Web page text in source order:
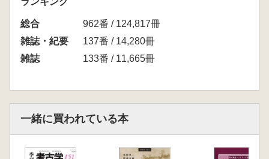
上黒岩岩陰の石偶(中園 聡・太郎良真妃・
平川ひろみ)
上黒岩岩陰・第2岩陰の縄文早期人骨(奈良貴
史)
南九州 三角山遺跡と栫ノ原遺跡(堂込秀人)
中国・近畿 帝釈馬渡岩陰と桐山和田遺跡
総合
962番 / 124,817冊
雑誌・紀要
137番 / 14,280冊
雑誌
133番 / 11,665冊
一緒に買われている本